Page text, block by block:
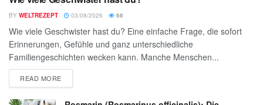
BY WELTREZEPT 03/08/2026 66
Wie viele Geschwister hast du? Eine einfache Frage, die sofort
Erinnerungen, Gefühle und ganz unterschiedliche
Familiengeschichten wecken kann. Manche Menschen...
READ MORE